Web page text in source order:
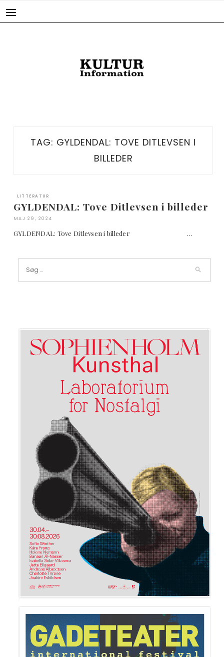
TAG: GYLDENDAL: TOVE DITLEVSEN I
BILLEDER
LITTERATUR
GYLDENDAL: Tove Ditlevsen i billeder
MAJ 29, 2024
GYLDENDAL: Tove Ditlevsen i billeder …